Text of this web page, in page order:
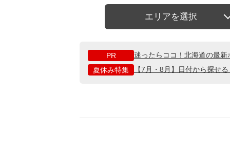
エリアを選択
PR
迷ったらココ！北海道の最
夏休み特集
【7月・8月】日付から探せ